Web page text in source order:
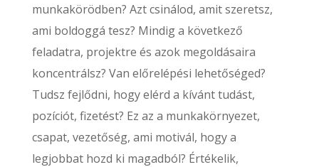
munkakörödben? Azt csinálod, amit szeretsz,
ami boldoggá tesz? Mindig a következő
feladatra, projektre és azok megoldásaira
koncentrálsz? Van előrelépési lehetőséged?
Tudsz fejlődni, hogy elérd a kívánt tudást,
pozíciót, fizetést? Ez az a munkakörnyezet,
csapat, vezetőség, ami motivál, hogy a
legjobbat hozd ki magadból? Értékelik,